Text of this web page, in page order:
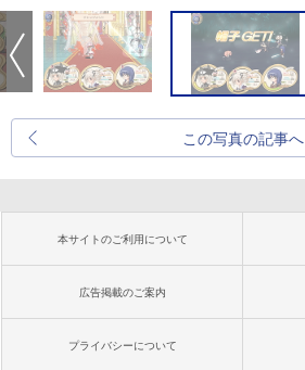
この写真の記事へ
本サイトのご利用について
広告掲載のご案内
プライバシーについて